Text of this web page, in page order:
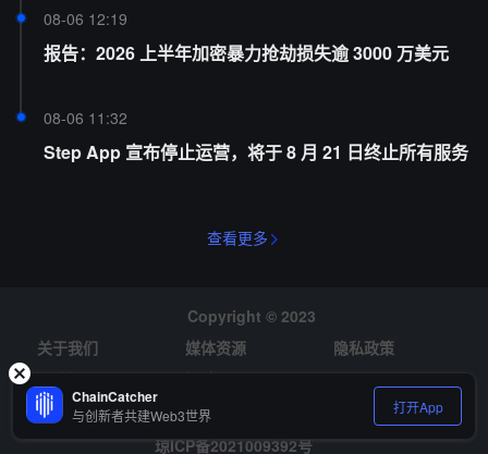
08-06 12:19
报告：2026 上半年加密暴力抢劫损失逾 3000 万美元
08-06 11:32
Step App 宣布停止运营，将于 8 月 21 日终止所有服务
查看更多
Copyright © 2023
关于我们
媒体资源
隐私政策
风险提示
招聘
琼ICP备2021009392号
ChainCatcher
与创新者共建Web3世界 打开App